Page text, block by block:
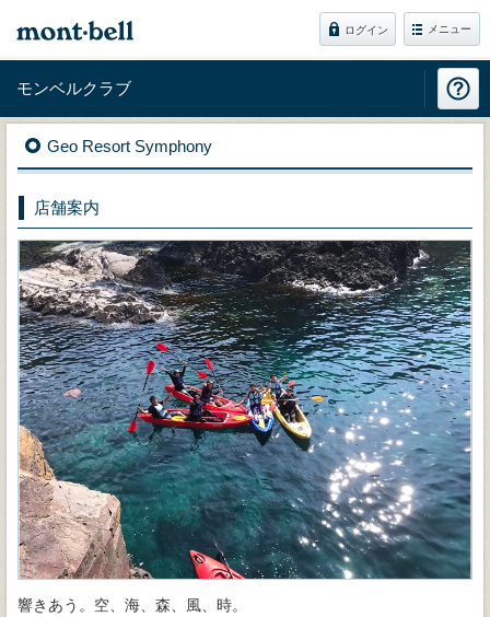
ログイン メニュー
モンベルクラブ
Geo Resort Symphony
店舗案内
響きあう。空、海、森、風、時。